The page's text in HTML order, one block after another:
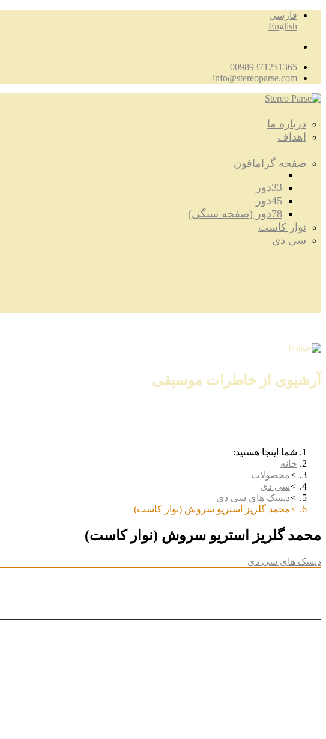
فارسی
English
00989371251365
info@stereoparse.com
درباره ما
اهداف
صفحه گرامافون
33دور
45دور
78دور (صفحه سنگی)
نوار کاست
سی دی
آرشیوی از خاطرات موسیقی
شما اینجا هستید:
خانه
محصولات
سی دی
دیسک های سی دی
محمد گلریز استریو سروش (نوار کاست)
محمد گلریز استریو سروش (نوار کاست)
دیسک های سی دی